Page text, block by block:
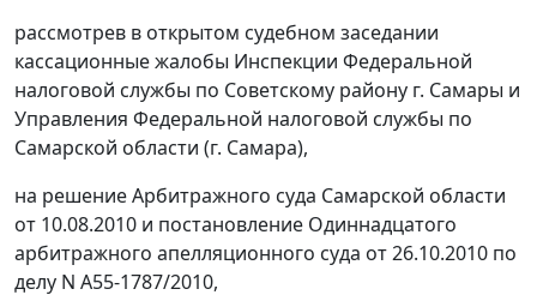
рассмотрев в открытом судебном заседании
кассационные жалобы Инспекции Федеральной
налоговой службы по Советскому району г. Самары и
Управления Федеральной налоговой службы по
Самарской области (г. Самара),
на решение Арбитражного суда Самарской области
от 10.08.2010 и постановление Одиннадцатого
арбитражного апелляционного суда от 26.10.2010 по
делу N А55-1787/2010,